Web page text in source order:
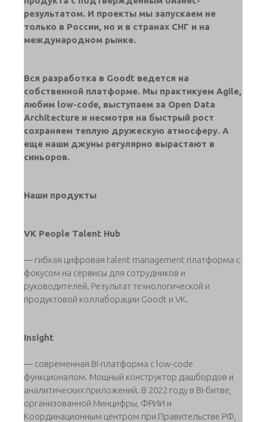
результатом. И проекты мы запускаем не
только в России, но и в странах СНГ и на
международном рынке.
Вся разработка в Goodt ведется на
собственной платформе. Мы практикуем Agile,
любим low-code, выступаем за Open Data
Architecture и несмотря на быстрый рост
сохраняем теплую дружескую атмосферу. А
еще наши джуны регулярно вырастают в
синьоров.
Наши продукты
VK People Talent Hub
— гибкая цифровая talent management платформа с
фокусом на сервисы для сотрудников и
руководителей. Результат технологической и
продуктовой коллаборации Goodt и VK.
Insight
— современная BI-платформа с low-сode
функционалом. Мощный конструктор дашбордов и
аналитических приложений. В 2022 году в BI-битве,
организованной Минцифры, ФРИИ и
Координационным центром при Правительстве РФ,